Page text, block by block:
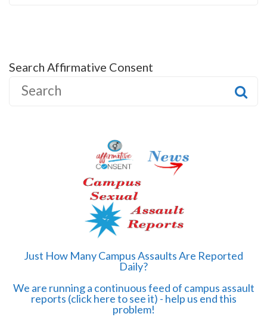
Search Affirmative Consent
Just How Many Campus Assaults Are Reported
Daily?
We are running a continuous feed of campus assault
reports (click here to see it) - help us end this
problem!